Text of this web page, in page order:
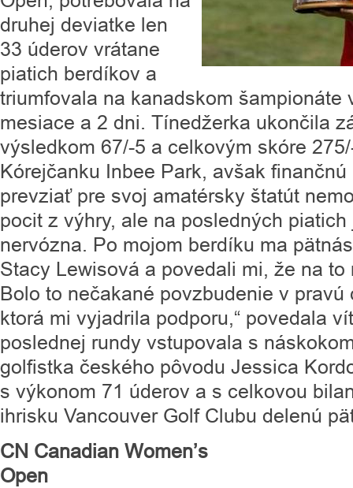
druhej deviatke len
33 úderov vrátane
piatich berdíkov a
triumfovala na kanadskom šampionáte
mesiace a 2 dni. Tínedžerka ukončila
výsledkom 67/-5 a celkovým skóre
Kórejčanku Inbee Park, avšak
prevziať pre svoj amatérsky štatút
pocit z výhry, ale na posledných
nervózna. Po mojom berdíku ma
Stacy Lewisová a povedali mi, že na
Bolo to nečakané povzbudenie v
ktorá mi vyjadrila podporu,“ povedala
poslednej rundy vstupovala s
golfistka českého pôvodu Jessica
s výkonom 71 úderov a s celkovou
ihrisku Vancouver Golf Clubu delenú
CN Canadian Women’s
Open